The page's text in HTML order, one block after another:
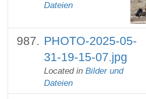
Dateien
PHOTO-2025-05-
31-19-15-07.jpg
Located in Bilder und
Dateien